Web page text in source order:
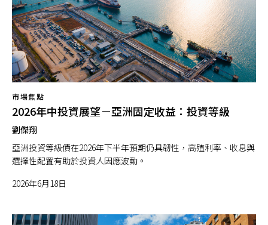
市場焦點
2026年中投資展望－亞洲固定收益：投資等級
劉傑翔
亞洲投資等級債在2026年下半年預期仍具韌性，高殖利率、收息與
選擇性配置有助於投資人因應波動。
2026年6月18日